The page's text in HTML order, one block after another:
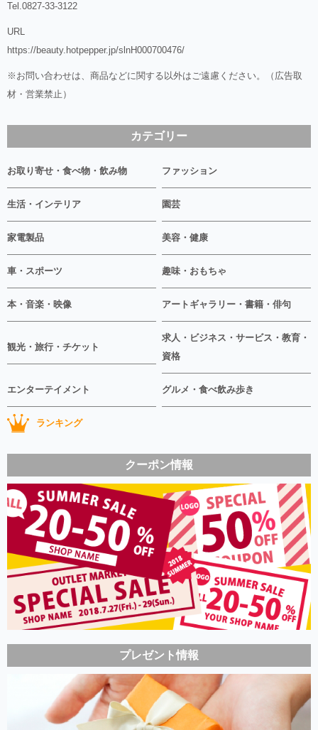
Tel.0827-33-3122
URL
https://beauty.hotpepper.jp/slnH000700476/
※お問い合わせは、商品などに関する以外はご遠慮ください。（広告取
材・営業禁止）
カテゴリー
お取り寄せ・食べ物・飲み物 ファッション
生活・インテリア 園芸
家電製品 美容・健康
車・スポーツ 趣味・おもちゃ
本・音楽・映像 アートギャラリー・書籍・俳句
観光・旅行・チケット
求人・ビジネス・サービス・教育・
資格
エンターテイメント グルメ・食べ飲み歩き
ランキング
クーポン情報
プレゼント情報